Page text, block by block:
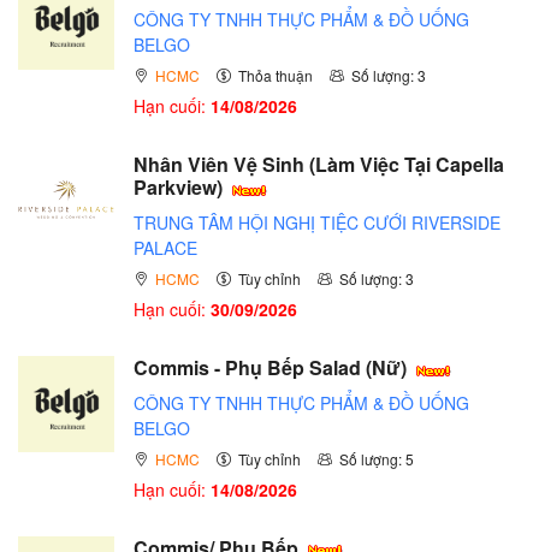
CÔNG TY TNHH THỰC PHẨM & ĐỒ UỐNG
BELGO
HCMC Thỏa thuận Số lượng: 3
Hạn cuối: 14/08/2026
Nhân Viên Vệ Sinh (Làm Việc Tại Capella
Parkview)
TRUNG TÂM HỘI NGHỊ TIỆC CƯỚI RIVERSIDE
PALACE
HCMC Tùy chỉnh Số lượng: 3
Hạn cuối: 30/09/2026
Commis - Phụ Bếp Salad (Nữ)
CÔNG TY TNHH THỰC PHẨM & ĐỒ UỐNG
BELGO
HCMC Tùy chỉnh Số lượng: 5
Hạn cuối: 14/08/2026